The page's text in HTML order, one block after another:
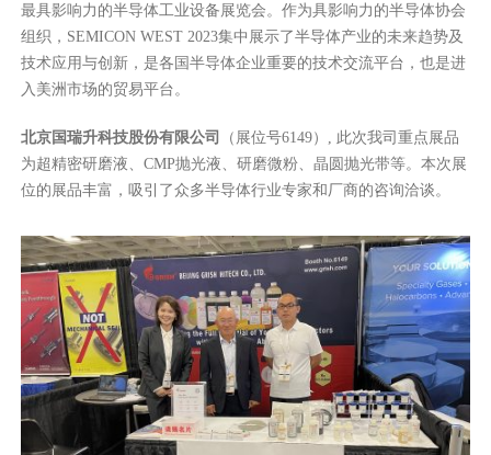
最具影响力的半导体工业设备展览会。作为具影响力的半导体协会
组织，SEMICON WEST 2023集中展示了半导体产业的未来趋势及
技术应用与创新，是各国半导体企业重要的技术交流平台，也是进
入美洲市场的贸易平台。
北京国瑞升科技股份有限公司
（展位号6149）, 此次我司重点展品
为超精密研磨液、CMP抛光液、研磨微粉、晶圆抛光带等。本次展
位的展品丰富，吸引了众多半导体行业专家和厂商的咨询洽谈。